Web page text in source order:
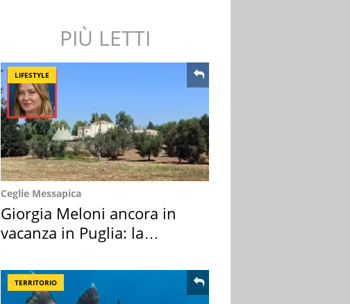
PIÙ LETTI
LIFESTYLE
Ceglie Messapica
Giorgia Meloni ancora in
vacanza in Puglia: la
TERRITORIO